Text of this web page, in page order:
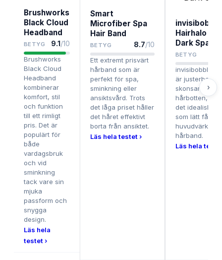
Brushworks
Black Cloud
Headband
BETYG 9.1/10
Brushworks
Black Cloud
Headband
kombinerar
komfort, stil
och funktion
till ett rimligt
pris. Det är
populärt för
både
vardagsbruk
och vid
sminkning
tack vare sin
mjuka
passform och
snygga
design.
Läs hela
testet ›
Smart
Microfiber Spa
Hair Band
BETYG 8.7/10
Ett extremt prisvärt
hårband som är
perfekt för spa,
sminkning eller
ansiktsvård. Trots
det låga priset håller
det håret effektivt
borta från ansiktet.
Läs hela testet ›
invisibobble
Hairhalo
Dark
BETYG
invisibobble
är justerbart
skonsamt mot
hårbotten,
det idealiskt
som lätt får
huvudvärk av
hårband.
Läs hela
›